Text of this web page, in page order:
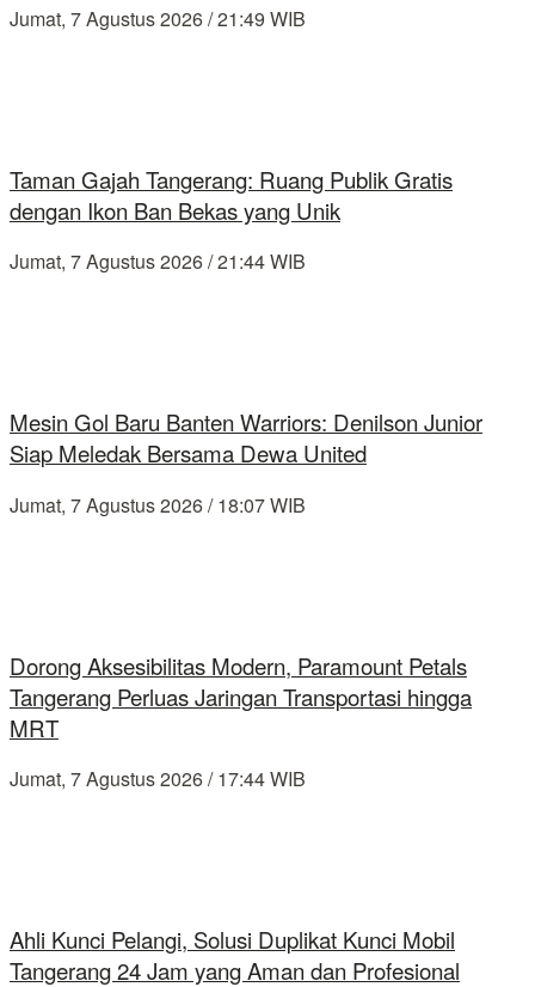
Jumat, 7 Agustus 2026 / 21:49 WIB
Taman Gajah Tangerang: Ruang Publik Gratis
dengan Ikon Ban Bekas yang Unik
Jumat, 7 Agustus 2026 / 21:44 WIB
Mesin Gol Baru Banten Warriors: Denilson Junior
Siap Meledak Bersama Dewa United
Jumat, 7 Agustus 2026 / 18:07 WIB
Dorong Aksesibilitas Modern, Paramount Petals
Tangerang Perluas Jaringan Transportasi hingga
MRT
Jumat, 7 Agustus 2026 / 17:44 WIB
Ahli Kunci Pelangi, Solusi Duplikat Kunci Mobil
Tangerang 24 Jam yang Aman dan Profesional